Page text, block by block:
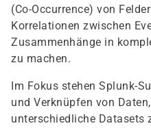
(Co-Occurrence) von
Korrelationen zwischen
Zusammenhänge in
zu machen.
Im Fokus stehen Splunk-
und Verknüpfen von
unterschiedliche Datasets